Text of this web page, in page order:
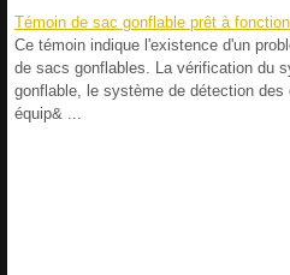
Témoin de sac gonflable prêt à
Ce témoin indique l'existence d'un
de sacs gonflables. La vérification du
gonflable, le système de détection
équip& ...